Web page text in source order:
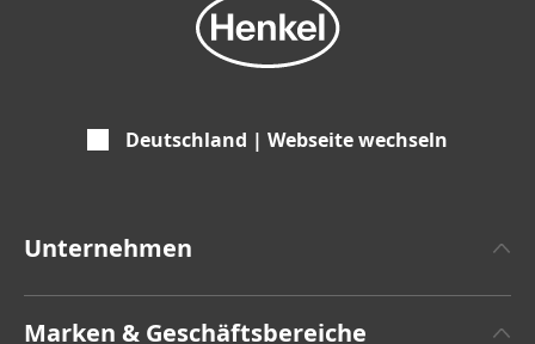
Deutschland | Webseite wechseln
Unternehmen
Marken & Geschäftsbereiche